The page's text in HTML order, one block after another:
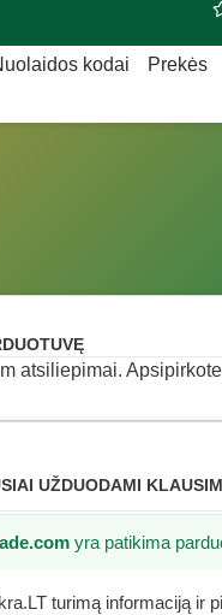
kodai Prekės
atsiliepimai.
UŽDUODAMI
yra patikima
turimą informaciją ir